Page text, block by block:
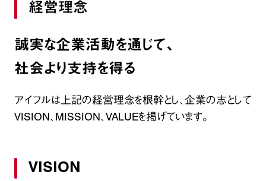
経営理念
誠実な企業活動を通じて、
社会より支持を得る
アイフルは上記の経営理念を根幹とし、企業の志として
VISION、MISSION、VALUEを掲げています。
VISION